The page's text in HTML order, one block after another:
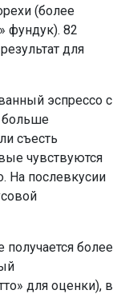
(более
фундук). 82
для
эспрессо с
больше
съесть
чувствуются
На послевкусии
более
для оценки), в